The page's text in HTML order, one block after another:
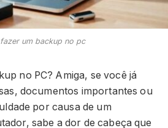
um backup no pc
no PC? Amiga, se você já
documentos importantes ou
por causa de um
sabe a dor de cabeça que